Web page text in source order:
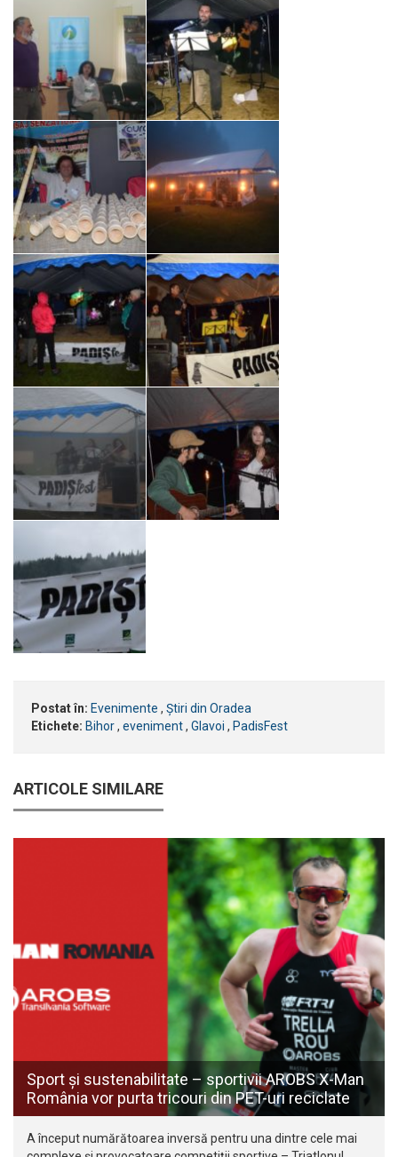
Postat în: Evenimente , Știri din Oradea
Etichete: Bihor, eveniment, Glavoi , PadisFest
ARTICOLE SIMILARE
Sport și sustenabilitate – sportivii AROBS X-Man
România vor purta tricouri din PET-uri reciclate
A început numărătoarea inversă pentru una dintre cele mai